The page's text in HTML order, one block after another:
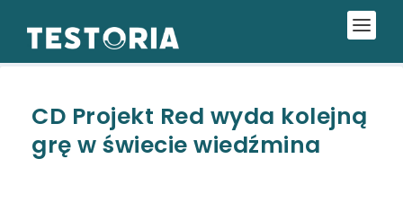
CD Projekt Red wyda kolejną
grę w świecie wiedźmina